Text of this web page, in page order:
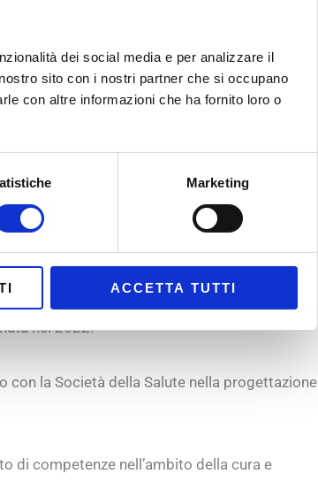
dei social media e per analizzare il
sito con i nostri partner che si occupano
con altre informazioni che ha fornito loro o
Marketing
ACCETTA TUTTI
radicate nelle nostre comunità?
Gli attori di questo territorio sono stati
Salute
nel 2022.
con la Società della Salute nella progettazione
di competenze nell’ambito della cura e